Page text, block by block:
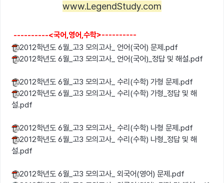
www.LegendStudy.com
----------<국어,영어,수학>----------
2012학년도 6월_고3 모의고사_ 언어(국어) 문제.pdf
2012학년도 6월_고3 모의고사_ 언어(국어)_정답 및 해설.pdf
2012학년도 6월_고3 모의고사_ 수리(수학) 가형 문제.pdf
2012학년도 6월_고3 모의고사_ 수리(수학) 가형_정답 및 해
설.pdf
2012학년도 6월_고3 모의고사_ 수리(수학) 나형 문제.pdf
2012학년도 6월_고3 모의고사_ 수리(수학) 나형_정답 및 해
설.pdf
2012학년도 6월_고3 모의고사_ 외국어(영어) 문제.pdf